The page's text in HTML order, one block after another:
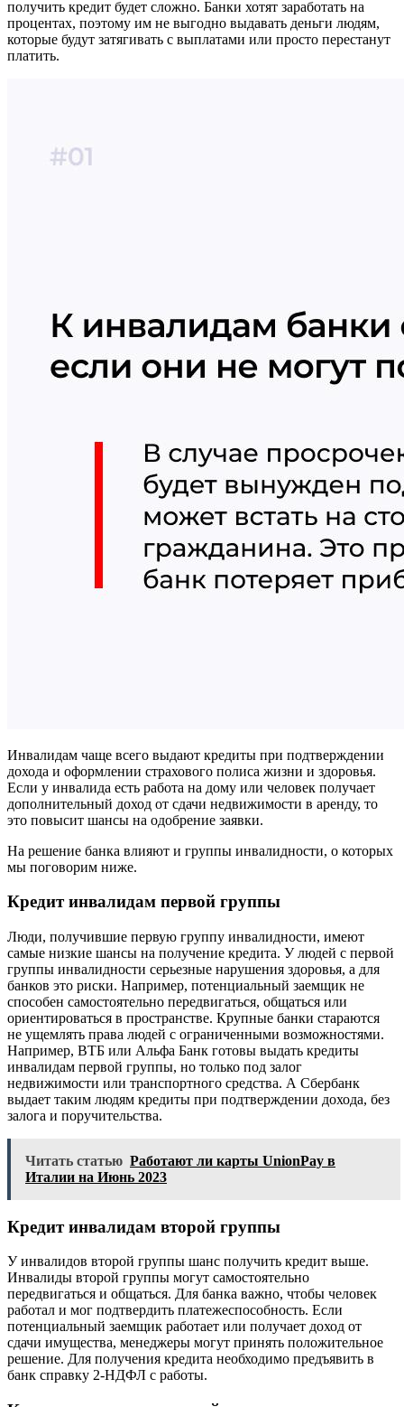
получить кредит будет сложно. Банки хотят заработать на
процентах, поэтому им не выгодно выдавать деньги людям,
которые будут затягивать с выплатами или просто перестанут
платить.
Инвалидам чаще всего выдают кредиты при подтверждении
дохода и оформлении страхового полиса жизни и здоровья.
Если у инвалида есть работа на дому или человек получает
дополнительный доход от сдачи недвижимости в аренду, то
это повысит шансы на одобрение заявки.
На решение банка влияют и группы инвалидности, о которых
мы поговорим ниже.
Кредит инвалидам первой группы
Люди, получившие первую группу инвалидности, имеют
самые низкие шансы на получение кредита. У людей с первой
группы инвалидности серьезные нарушения здоровья, а для
банков это риски. Например, потенциальный заемщик не
способен самостоятельно передвигаться, общаться или
ориентироваться в пространстве. Крупные банки стараются
не ущемлять права людей с ограниченными возможностями.
Например, ВТБ или Альфа Банк готовы выдать кредиты
инвалидам первой группы, но только под залог
недвижимости или транспортного средства. А Сбербанк
выдает таким людям кредиты при подтверждении дохода, без
залога и поручительства.
Читать статью Работают ли карты UnionPay в
Италии на Июнь 2023
Кредит инвалидам второй группы
У инвалидов второй группы шанс получить кредит выше.
Инвалиды второй группы могут самостоятельно
передвигаться и общаться. Для банка важно, чтобы человек
работал и мог подтвердить платежеспособность. Если
потенциальный заемщик работает или получает доход от
сдачи имущества, менеджеры могут принять положительное
решение. Для получения кредита необходимо предъявить в
банк справку 2-НДФЛ с работы.